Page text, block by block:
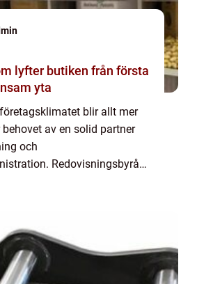
butiken från första
yta
blir allt mer
av en solid partner
och
Redovisningsbyråer